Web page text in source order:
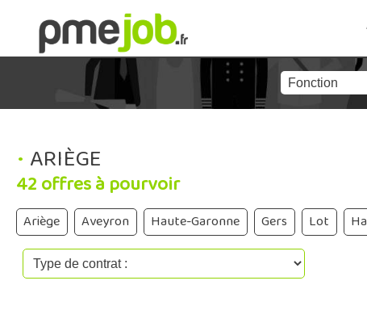
• ARIÈGE
42 offres à pourvoir
Ariège Aveyron Haute-Garonne Gers Lot